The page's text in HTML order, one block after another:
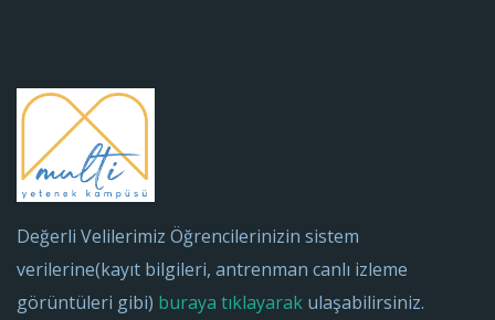
Değerli Velilerimiz Öğrencilerinizin sistem
verilerine(kayıt bilgileri, antrenman canlı izleme
görüntüleri gibi) buraya tıklayarak ulaşabilirsiniz.